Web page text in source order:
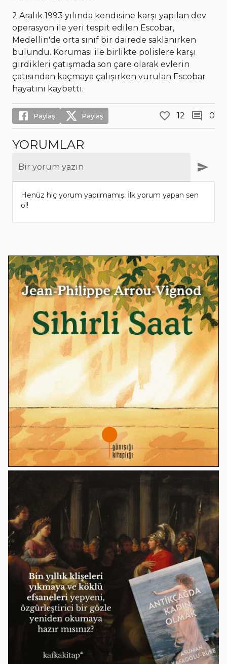
2 Aralık 1993 yılında kendisine karşı yapılan dev
operasyon ile yeri tespit edilen Escobar,
Medellin'de orta sınıf bir dairede saklanırken
bulundu. Koruması ile birlikte polislere karşı
girdikleri çatışmada son çare olarak evlerin
çatısından kaçmaya çalışırken vurulan Escobar
hayatını kaybetti.
Paylaş Paylaş 12 0
YORUMLAR
Bir yorum yazın
Henüz hiç yorum yapılmamış. İlk yorum yapan sen
ol!